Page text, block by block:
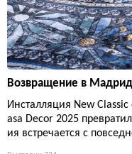
Возвращение в Мадрид
Инсталляция New
asa Decor 2025
ия встречается с